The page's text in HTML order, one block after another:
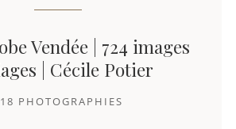
Vendée | 724 images
| Cécile Potier
PHOTOGRAPHIES